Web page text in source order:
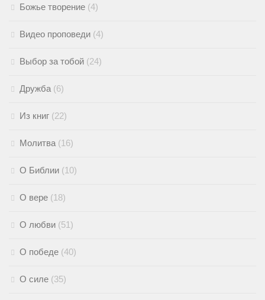
Божье творение (4)
Видео проповеди (4)
Выбор за тобой (24)
Дружба (6)
Из книг (22)
Молитва (16)
О Библии (10)
О вере (18)
О любви (51)
О победе (40)
О силе (35)